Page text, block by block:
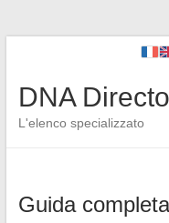
DNA
L'elenco specializzato
Guida